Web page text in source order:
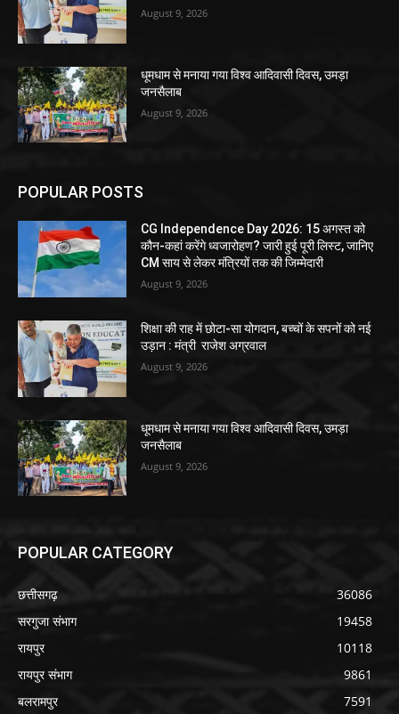
August 9, 2026
धूमधाम से मनाया गया विश्व आदिवासी दिवस, उमड़ा
जनसैलाब
August 9, 2026
POPULAR POSTS
CG Independence Day 2026: 15 अगस्त को
कौन-कहां करेंगे ध्वजारोहण? जारी हुई पूरी लिस्ट, जानिए
CM साय से लेकर मंत्रियों तक की जिम्मेदारी
August 9, 2026
शिक्षा की राह में छोटा-सा योगदान, बच्चों के सपनों को नई
उड़ान : मंत्री राजेश अग्रवाल
August 9, 2026
धूमधाम से मनाया गया विश्व आदिवासी दिवस, उमड़ा
जनसैलाब
August 9, 2026
POPULAR CATEGORY
छत्तीसगढ़
36086
सरगुजा संभाग
19458
रायपुर
10118
रायपुर संभाग
9861
बलरामपुर
7591